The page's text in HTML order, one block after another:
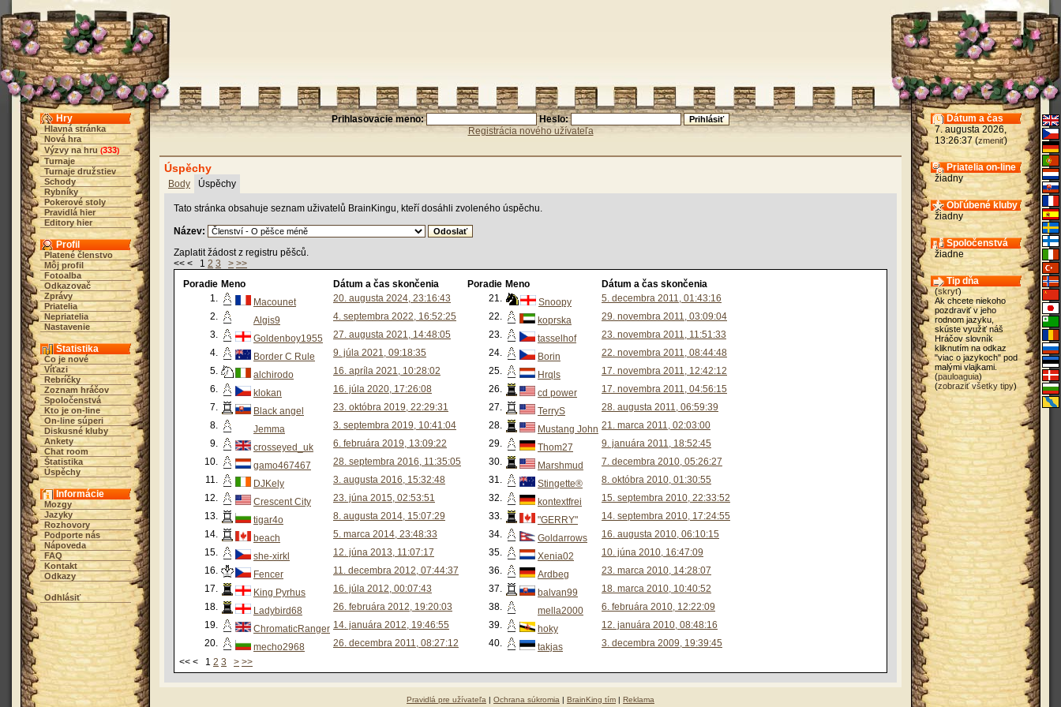
Hry
Hlavná stránka
Nová hra
Výzvy na hru (333)
Turnaje
Turnaje družstiev
Schody
Rybníky
Pokerové stoly
Pravidlá hier
Editory hier
Profil
Platené členstvo
Môj profil
Fotoalba
Odkazovač
Zprávy
Priatelia
Nepriatelia
Nastavenie
Štatistika
Čo je nové
Víťazi
Rebríčky
Zoznam hráčov
Spoločenstvá
Kto je on-line
On-line súperi
Diskusné kluby
Ankety
Chat room
Štatistika
Úspěchy
Informácie
Mozgy
Jazyky
Rozhovory
Podporte nás
Nápoveda
FAQ
Kontakt
Odkazy
Odhlásiť
Prihlasovacie meno:
Heslo:
Registrácia nového užívateľa
Úspěchy
Body Úspěchy
Tato stránka obsahuje seznam uživatelů BrainKingu, kteří dosáhli zvoleného úspěchu.
Název:
Zaplatit žádost z registru pěšců.
<< < 1 2 3 > >>
Poradie Meno
Dátum a čas skončenia
1.
Macounet
20. augusta 2024, 23:16:43
2.
Algis9
4. septembra 2022, 16:52:25
3.
Goldenboy1955
27. augusta 2021, 14:48:05
4.
Border C Rule
9. júla 2021, 09:18:35
5.
alchirodo
16. apríla 2021, 10:28:02
6.
klokan
16. júla 2020, 17:26:08
7.
Black angel
23. októbra 2019, 22:29:31
8.
Jemma
3. septembra 2019, 10:41:04
9.
crosseyed_uk
6. februára 2019, 13:09:22
10.
gamo467467
28. septembra 2016, 11:35:05
11.
DJKely
3. augusta 2016, 15:32:48
12.
Crescent City
23. júna 2015, 02:53:51
13.
tigar4o
8. augusta 2014, 15:07:29
14.
beach
5. marca 2014, 23:48:33
15.
she-xirkl
12. júna 2013, 11:07:17
16.
Fencer
11. decembra 2012, 07:44:37
17.
King Pyrhus
16. júla 2012, 00:07:43
18.
Ladybird68
26. februára 2012, 19:20:03
19.
ChromaticRanger 14. januára 2012, 19:46:55
20.
mecho2968 26. decembra 2011, 08:27:12
Poradie Meno
Dátum a čas skončenia
21.
Snoopy
5. decembra 2011, 01:43:16
22.
koprska
29. novembra 2011, 03:09:04
23.
tasselhof
23. novembra 2011, 11:51:33
24.
Borin
22. novembra 2011, 08:44:48
25.
Hrqls
17. novembra 2011, 12:42:12
26.
cd power
17. novembra 2011, 04:56:15
27.
TerryS
28. augusta 2011, 06:59:39
28.
Mustang John 21. marca 2011, 02:03:00
29.
Thom27
9. januára 2011, 18:52:45
30.
Marshmud
7. decembra 2010, 05:26:27
31.
Stingette®
8. októbra 2010, 01:30:55
32.
kontextfrei
15. septembra 2010, 22:33:52
33.
"GERRY"
14. septembra 2010, 17:24:55
34.
Goldarrows
16. augusta 2010, 06:10:15
35.
Xenia02
10. júna 2010, 16:47:09
36.
Ardbeg
23. marca 2010, 14:28:07
37.
balvan99
18. marca 2010, 10:40:52
38.
mella2000
6. februára 2010, 12:22:09
39.
hoky
12. januára 2010, 08:48:16
40.
takjas
3. decembra 2009, 19:39:45
<< < 1 2 3 > >>
Pravidlá pre užívateľa | Ochrana súkromia | BrainKing tím | Reklama
Dátum a čas
7. augusta 2026,
13:26:37 (zmeniť)
Priatelia on-line
žiadny
Obľúbené kluby
žiadny
Spoločenstvá
žiadne
Tip dňa
(skryť)
Ak chcete niekoho
pozdraviť v jeho
rodnom jazyku,
skúste využiť náš
Hráčov slovník
kliknutím na odkaz
"viac o jazykoch" pod
malými vlajkami.
(pauloaguia)
(zobraziť všetky tipy)